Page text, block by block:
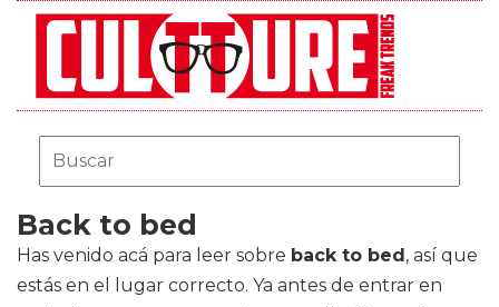
Back to bed
Has venido acá para leer sobre back to bed, así que
estás en el lugar correcto. Ya antes de entrar en